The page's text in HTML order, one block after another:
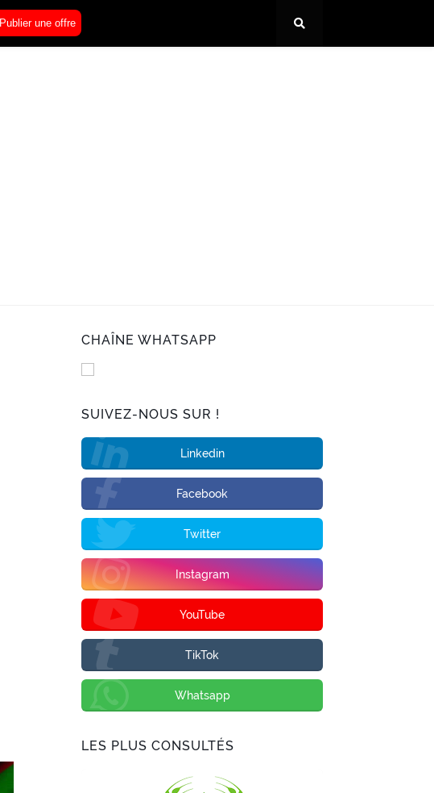
Publier une offre
CHAÎNE WHATSAPP
SUIVEZ-NOUS SUR !
Linkedin
Facebook
Twitter
Instagram
YouTube
TikTok
Whatsapp
LES PLUS CONSULTÉS